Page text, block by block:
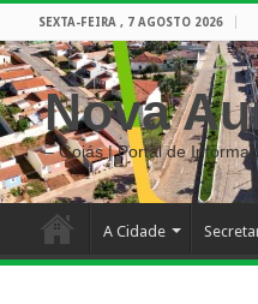
SEXTA-FEIRA , 7 AGOSTO 2026
Nova
– Goiás | Portal de
A Cidade